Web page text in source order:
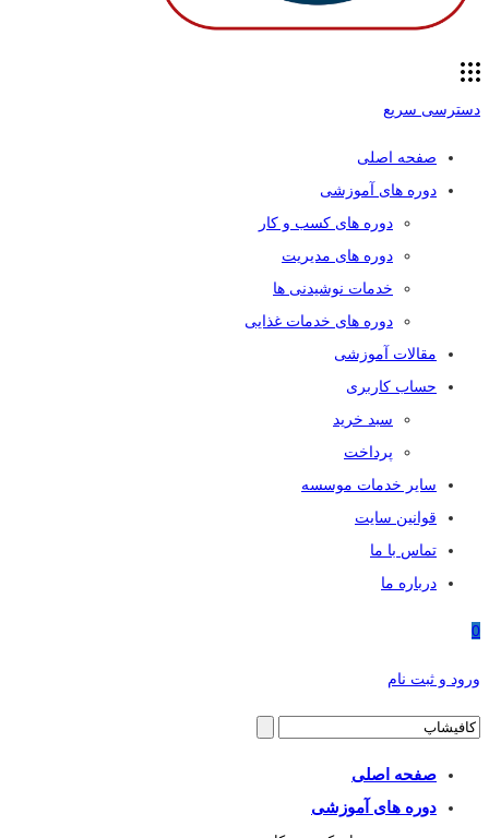
دسترسی سریع
صفحه اصلی
دوره های آموزشی
دوره های کسب و کار
دوره های مدیریت
خدمات نوشیدنی ها
دوره های خدمات غذایی
مقالات آموزشی
حساب کاربری
سبد خرید
پرداخت
سایر خدمات موسسه
قوانین سایت
تماس با ما
درباره ما
0
ورود و ثبت نام
صفحه اصلی
دوره های آموزشی